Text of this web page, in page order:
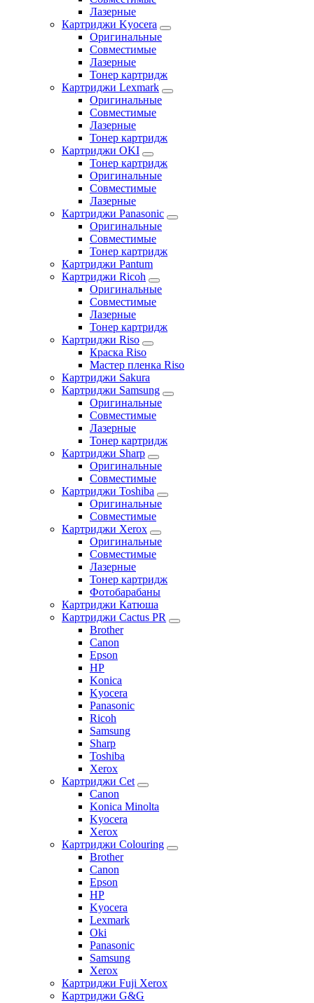
Лазерные
Картриджи Kyocera
Оригинальные
Совместимые
Лазерные
Тонер картридж
Картриджи Lexmark
Оригинальные
Совместимые
Лазерные
Тонер картридж
Картриджи OKI
Тонер картридж
Оригинальные
Совместимые
Лазерные
Картриджи Panasonic
Оригинальные
Совместимые
Тонер картридж
Картриджи Pantum
Картриджи Ricoh
Оригинальные
Совместимые
Лазерные
Тонер картридж
Картриджи Riso
Краска Riso
Мастер пленка Riso
Картриджи Sakura
Картриджи Samsung
Оригинальные
Совместимые
Лазерные
Тонер картридж
Картриджи Sharp
Оригинальные
Совместимые
Картриджи Toshiba
Оригинальные
Совместимые
Картриджи Xerox
Оригинальные
Совместимые
Лазерные
Тонер картридж
Фотобарабаны
Картриджи Катюша
Картриджи Cactus PR
Brother
Canon
Epson
HP
Konica
Kyocera
Panasonic
Ricoh
Samsung
Sharp
Toshiba
Xerox
Картриджи Cet
Canon
Konica Minolta
Kyocera
Xerox
Картриджи Colouring
Brother
Canon
Epson
HP
Kyocera
Lexmark
Oki
Panasonic
Samsung
Xerox
Картриджи Fuji Xerox
Картриджи G&G